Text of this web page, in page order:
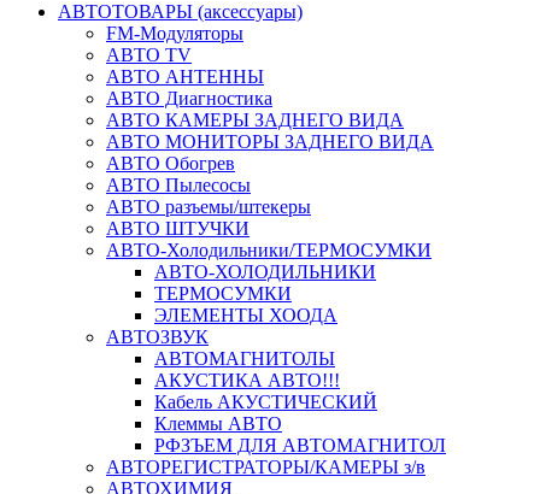
АВТОТОВАРЫ (аксессуары)
FM-Модуляторы
АВТО TV
АВТО АНТЕННЫ
АВТО Диагностика
АВТО КАМЕРЫ ЗАДНЕГО ВИДА
АВТО МОНИТОРЫ ЗАДНЕГО ВИДА
АВТО Обогрев
АВТО Пылесосы
АВТО разъемы/штекеры
АВТО ШТУЧКИ
АВТО-Холодильники/ТЕРМОСУМКИ
АВТО-ХОЛОДИЛЬНИКИ
ТЕРМОСУМКИ
ЭЛЕМЕНТЫ ХООДА
АВТОЗВУК
АВТОМАГНИТОЛЫ
АКУСТИКА АВТО!!!
Кабель АКУСТИЧЕСКИЙ
Клеммы АВТО
РФЗЪЕМ ДЛЯ АВТОМАГНИТОЛ
АВТОРЕГИСТРАТОРЫ/КАМЕРЫ з/в
АВТОХИМИЯ